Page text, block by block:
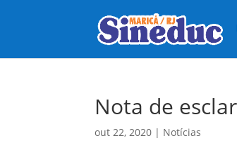
Nota de
out 22, 2020 | Notícias